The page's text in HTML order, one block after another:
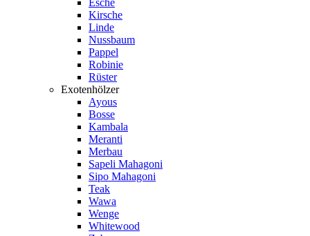
Esche
Kirsche
Linde
Nussbaum
Pappel
Robinie
Rüster
Exotenhölzer
Ayous
Bosse
Kambala
Meranti
Merbau
Sapeli Mahagoni
Sipo Mahagoni
Teak
Wawa
Wenge
Whitewood